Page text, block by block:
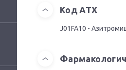
Код АТХ
J01FA10 -